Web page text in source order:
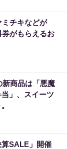
ミチキなどが
がもらえるお
新商品は「悪魔
」、スイーツ
算SALE」開催